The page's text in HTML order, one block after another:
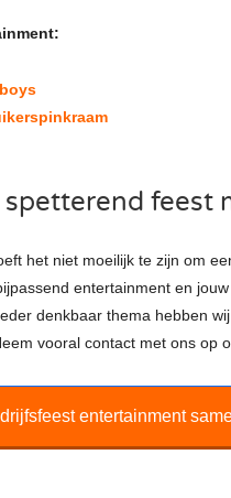
spetterend feest
het niet moeilijk te zijn om
entertainment en
denkbaar thema hebben
vooral contact met ons op
entertainment